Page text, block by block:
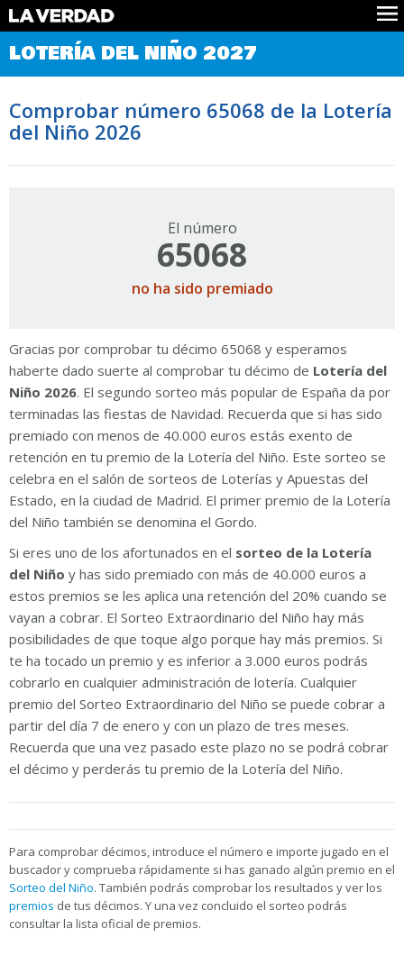
Comprobar Loteria del Niño
Premios
Noticias
Datos
Historia
LOTERÍA DEL NIÑO 2027
Comprobar número 65068 de la Lotería
del Niño 2026
El número
65068
no ha sido premiado
Gracias por comprobar tu décimo 65068 y esperamos
haberte dado suerte al comprobar tu décimo de Lotería del
Niño 2026. El segundo sorteo más popular de España da por
terminadas las fiestas de Navidad. Recuerda que si has sido
premiado con menos de 40.000 euros estás exento de
retención en tu premio de la Lotería del Niño. Este sorteo se
celebra en el salón de sorteos de Loterías y Apuestas del
Estado, en la ciudad de Madrid. El primer premio de la Lotería
del Niño también se denomina el Gordo.
Si eres uno de los afortunados en el sorteo de la Lotería
del Niño y has sido premiado con más de 40.000 euros a
estos premios se les aplica una retención del 20% cuando se
vayan a cobrar. El Sorteo Extraordinario del Niño hay más
posibilidades de que toque algo porque hay más premios. Si
te ha tocado un premio y es inferior a 3.000 euros podrás
cobrarlo en cualquier administración de lotería. Cualquier
premio del Sorteo Extraordinario del Niño se puede cobrar a
partir del día 7 de enero y con un plazo de tres meses.
Recuerda que una vez pasado este plazo no se podrá cobrar
el décimo y perderás tu premio de la Lotería del Niño.
Para comprobar décimos, introduce el número e importe jugado en el
buscador y comprueba rápidamente si has ganado algún premio en el
Sorteo del Niño. También podrás comprobar los resultados y ver los
premios de tus décimos. Y una vez concluido el sorteo podrás
consultar la lista oficial de premios.